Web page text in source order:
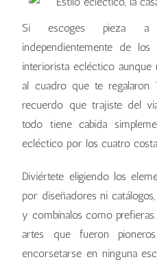
Si escoges pieza a
independientemente de
interiorista ecléctico aunque
al cuadro que te regalaron
recuerdo que trajiste del
todo tiene cabida
ecléctico por los cuatro
Diviértete eligiendo los
por diseñadores ni
y combínalos como
artes que fueron
encorsetarse en ninguna